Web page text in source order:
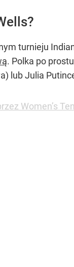
turnieju
. Polka po
lub Julia
Women’s